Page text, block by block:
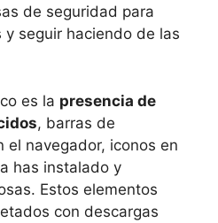
de seguridad para
seguir haciendo de las
es la presencia de
, barras de
el navegador, iconos en
has instalado y
Estos elementos
con descargas